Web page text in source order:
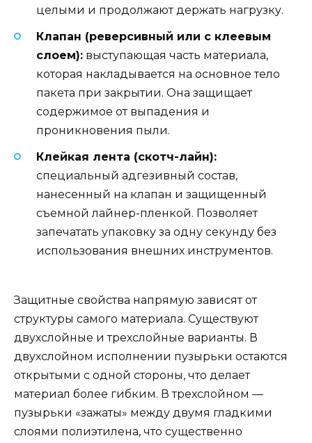
целыми и продолжают держать нагрузку.
Клапан (реверсивный или с клеевым
слоем): выступающая часть материала,
которая накладывается на основное тело
пакета при закрытии. Она защищает
содержимое от выпадения и
проникновения пыли.
Клейкая лента (скотч-лайн):
специальный адгезивный состав,
нанесенный на клапан и защищенный
съемной лайнер-пленкой. Позволяет
запечатать упаковку за одну секунду без
использования внешних инструментов.
Защитные свойства напрямую зависят от
структуры самого материала. Существуют
двухслойные и трехслойные варианты. В
двухслойном исполнении пузырьки остаются
открытыми с одной стороны, что делает
материал более гибким. В трехслойном —
пузырьки «зажаты» между двумя гладкими
слоями полиэтилена, что существенно